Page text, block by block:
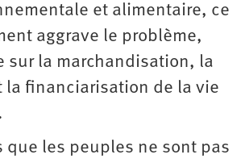
et alimentaire, ce
aggrave le problème,
sur la marchandisation, la
la financiarisation de la vie
que les peuples ne sont pas